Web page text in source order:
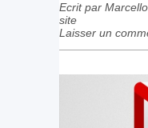
Ecrit par
site
Laisser un